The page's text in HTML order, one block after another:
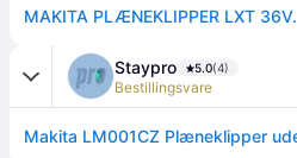
MAKITA PLÆNEKLIPPER LXT 36V.
Staypro 5.0(4)
Bestillingsvare